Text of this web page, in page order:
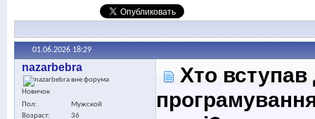
01.06.2026 18:29
nazarbebra
Новичок
Пол
Мужской
Возраст
36
Хто вступав